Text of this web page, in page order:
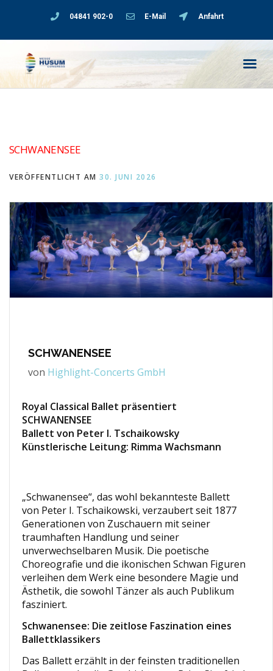
04841 902-0 E-Mail Anfahrt
SCHWANENSEE
VERÖFFENTLICHT AM 30. JUNI 2026
SCHWANENSEE
von Highlight-Concerts GmbH
Royal Classical Ballet präsentiert
SCHWANENSEE
Ballett von Peter I. Tschaikowsky
Künstlerische Leitung: Rimma Wachsmann
„Schwanensee“, das wohl bekannteste Ballett
von Peter I. Tschaikowski, verzaubert seit 1877
Generationen von Zuschauern mit seiner
traumhaften Handlung und seiner
unverwechselbaren Musik. Die poetische
Choreografie und die ikonischen Schwan Figuren
verleihen dem Werk eine besondere Magie und
Ästhetik, die sowohl Tänzer als auch Publikum
fasziniert.
Schwanensee: Die zeitlose Faszination eines
Ballettklassikers
Das Ballett erzählt in der feinsten traditionellen